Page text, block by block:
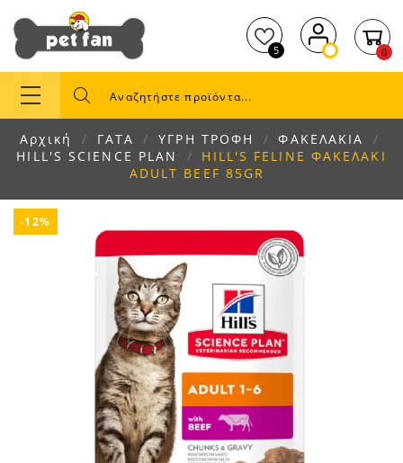
5 0
Αρχική ΓΑΤΑ ΥΓΡΗ ΤΡΟΦΗ
ΦΑΚΕΛΑΚΙΑ
HILL'S SCIENCE PLAN
HILL'S FELINE ΦΑΚΕΛΑΚΙ
ADULT BEEF 85GR
-12%